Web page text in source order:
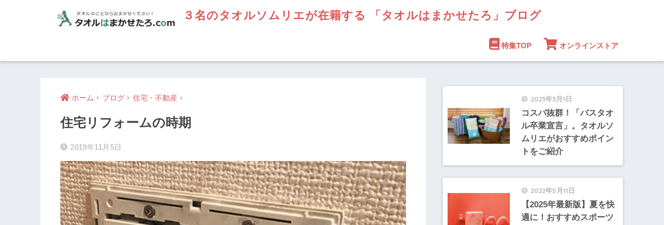
３名のタオルソムリエが在籍する 「タオルはまかせたろ」ブログ
特集TOP オンラインストア
ホーム ブログ 住宅・不動産
住宅リフォームの時期
2019年11月5日
2023年3月1日
コスパ抜群！「バスタオ
ル卒業宣言」。タオルソ
ムリエがおすすめポイン
トをご紹介
2022年5月11日
【2025年最新版】夏を快
適に！おすすめスポーツ